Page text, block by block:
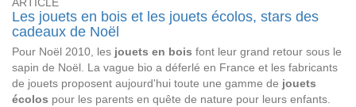
ARTICLE
Les jouets en bois et les jouets écolos, stars des
cadeaux de Noël
Pour Noël 2010, les jouets en bois font leur grand retour sous le
sapin de Noël. La vague bio a déferlé en France et les fabricants
de jouets proposent aujourd'hui toute une gamme de jouets
écolos pour les parents en quête de nature pour leurs enfants.